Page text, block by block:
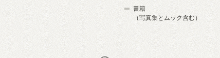
書籍
（写真集とムック含む）